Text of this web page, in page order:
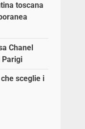
toscana
Chanel
Parigi
sceglie i